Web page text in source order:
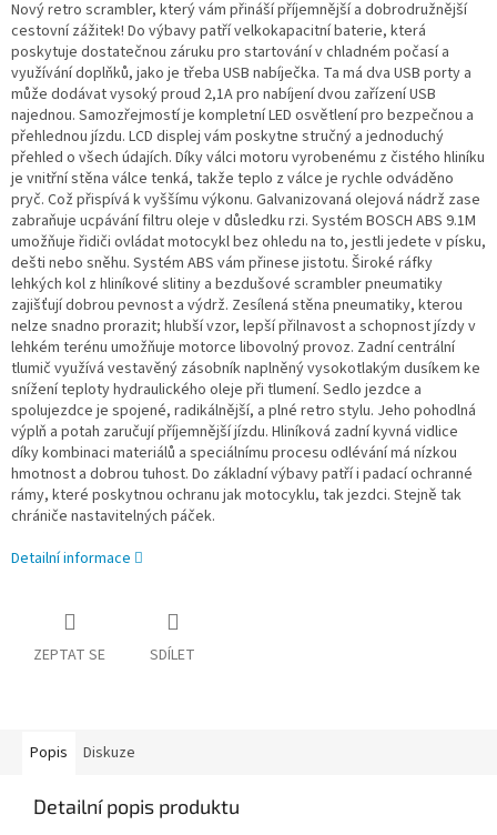
Nový retro scrambler, který vám přináší příjemnější a dobrodružnější
cestovní zážitek! Do výbavy patří velkokapacitní baterie, která
poskytuje dostatečnou záruku pro startování v chladném počasí a
využívání doplňků, jako je třeba USB nabíječka. Ta má dva USB porty a
může dodávat vysoký proud 2,1A pro nabíjení dvou zařízení USB
najednou. Samozřejmostí je kompletní LED osvětlení pro bezpečnou a
přehlednou jízdu. LCD displej vám poskytne stručný a jednoduchý
přehled o všech údajích. Díky válci motoru vyrobenému z čistého hliníku
je vnitřní stěna válce tenká, takže teplo z válce je rychle odváděno
pryč. Což přispívá k vyššímu výkonu. Galvanizovaná olejová nádrž zase
zabraňuje ucpávání filtru oleje v důsledku rzi. Systém BOSCH ABS 9.1M
umožňuje řidiči ovládat motocykl bez ohledu na to, jestli jedete v písku,
dešti nebo sněhu. Systém ABS vám přinese jistotu. Široké ráfky
lehkých kol z hliníkové slitiny a bezdušové scrambler pneumatiky
zajišťují dobrou pevnost a výdrž. Zesílená stěna pneumatiky, kterou
nelze snadno prorazit; hlubší vzor, lepší přilnavost a schopnost jízdy v
lehkém terénu umožňuje motorce libovolný provoz. Zadní centrální
tlumič využívá vestavěný zásobník naplněný vysokotlakým dusíkem ke
snížení teploty hydraulického oleje při tlumení. Sedlo jezdce a
spolujezdce je spojené, radikálnější, a plné retro stylu. Jeho pohodlná
výplň a potah zaručují příjemnější jízdu. Hliníková zadní kyvná vidlice
díky kombinaci materiálů a speciálnímu procesu odlévání má nízkou
hmotnost a dobrou tuhost. Do základní výbavy patří i padací ochranné
rámy, které poskytnou ochranu jak motocyklu, tak jezdci. Stejně tak
chrániče nastavitelných páček.
Detailní informace
ZEPTAT SE SDÍLET
Popis Diskuze
Detailní popis produktu